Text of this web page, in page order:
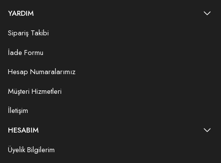
YARDIM
Sipariş Takibi
İade Formu
Hesap Numaralarımız
Müşteri Hizmetleri
İletişim
HESABIM
Üyelik Bilgilerim